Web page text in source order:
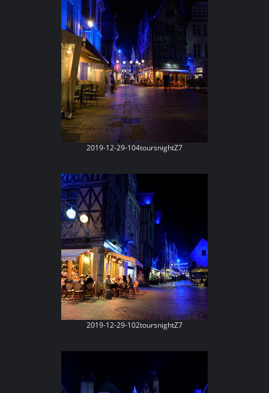
2019-12-29-104toursnightZ7
2019-12-29-102toursnightZ7